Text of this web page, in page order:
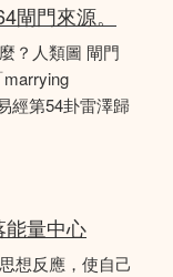
閘門來源。
？人類圖 閘門
經第54卦雷澤歸
能量中心
想反應，使自己